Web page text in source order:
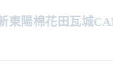
陽棉花田瓦城